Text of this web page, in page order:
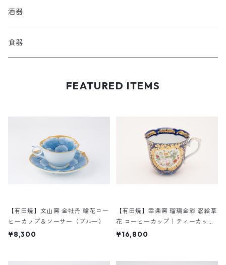
酒器
食器
FEATURED ITEMS
【有田焼】文山窯 金牡丹 輪花コー
ヒーカップ＆ソーサー（ブルー）
¥8,300
【有田焼】幸楽窯 瑠璃金彩 窓絵草
花 コーヒーカップ｜ティーカップ
（ブルー）
¥16,800